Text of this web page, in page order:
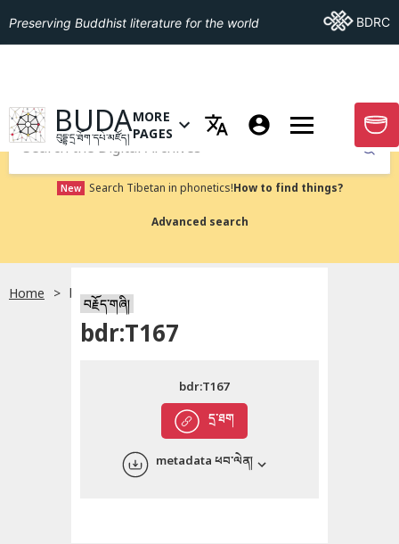
English
Preserving Buddhist literature for the world Go ToBDRC
GO TO HOMEPAGE
BUDA
བུདྡྷ་དྲ་ཐོག་དཔེ་མཛོད།
OPEN MENU OF MORE PAGES
MORE
PAGES
GO
Submit
New Search Tibetan in phonetics!How to find things?
Advanced search
Home bdr:T167
བརྗོད་གཞི།
bdr:T167
དྲ་ཐག
bdr:T167
metadata ཕབ་ལེན།